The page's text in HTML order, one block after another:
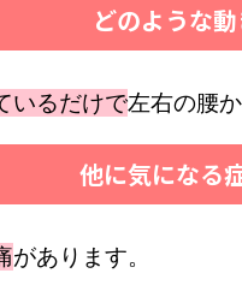
どのような
いるだけで左右の腰
他に気になる
があります。